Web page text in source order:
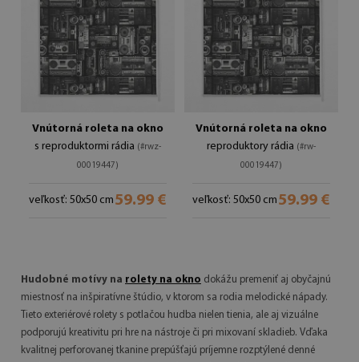
Vnútorná roleta na okno
s reproduktormi rádia (#rwz-
00019447)
veľkosť: 50x50 cm 59.99 €
Vnútorná roleta na okno
reproduktory rádia (#rw-
00019447)
veľkosť: 50x50 cm 59.99 €
Hudobné motívy na rolety na okno dokážu premeniť aj obyčajnú
miestnosť na inšpiratívne štúdio, v ktorom sa rodia melodické nápady.
Tieto exteriérové rolety s potlačou hudba nielen tienia, ale aj vizuálne
podporujú kreativitu pri hre na nástroje či pri mixovaní skladieb. Vďaka
kvalitnej perforovanej tkanine prepúšťajú príjemne rozptýlené denné